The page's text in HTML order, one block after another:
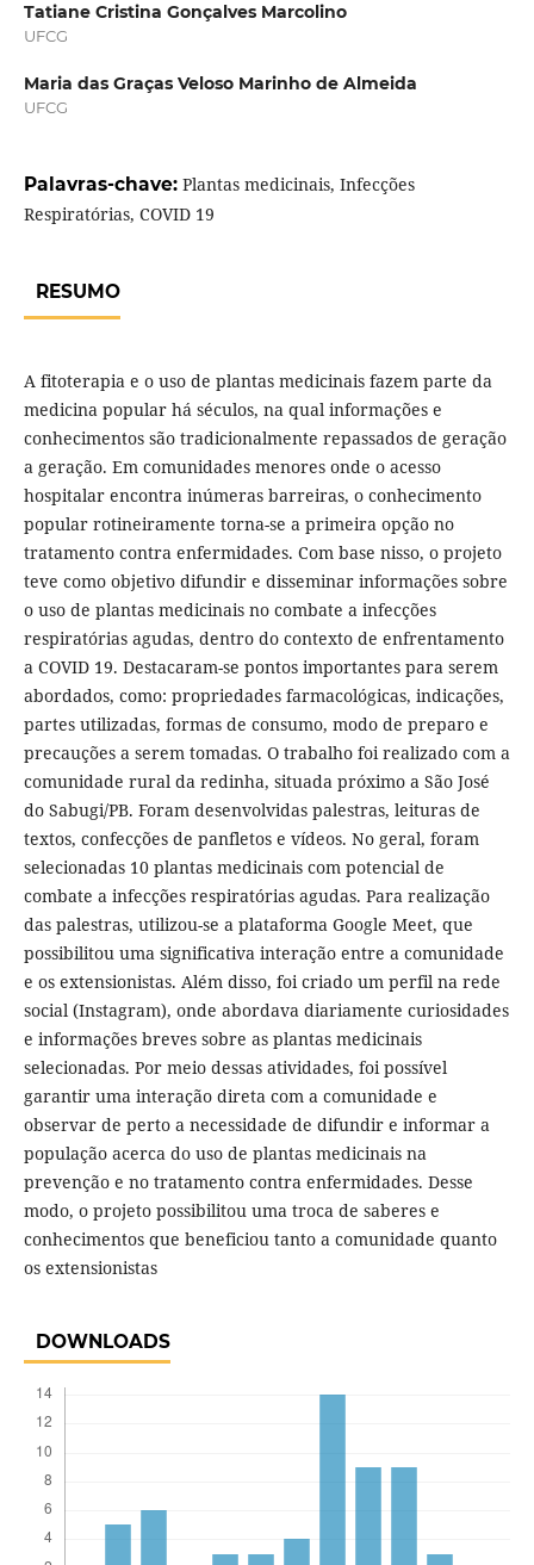
Tatiane Cristina Gonçalves Marcolino
UFCG
Maria das Graças Veloso Marinho de Almeida
UFCG
Palavras-chave: Plantas medicinais, Infecções
Respiratórias, COVID 19
RESUMO
A fitoterapia e o uso de plantas medicinais fazem parte da
medicina popular há séculos, na qual informações e
conhecimentos são tradicionalmente repassados de geração
a geração. Em comunidades menores onde o acesso
hospitalar encontra inúmeras barreiras, o conhecimento
popular rotineiramente torna-se a primeira opção no
tratamento contra enfermidades. Com base nisso, o projeto
teve como objetivo difundir e disseminar informações sobre
o uso de plantas medicinais no combate a infecções
respiratórias agudas, dentro do contexto de enfrentamento
a COVID 19. Destacaram-se pontos importantes para serem
abordados, como: propriedades farmacológicas, indicações,
partes utilizadas, formas de consumo, modo de preparo e
precauções a serem tomadas. O trabalho foi realizado com a
comunidade rural da redinha, situada próximo a São José
do Sabugi/PB. Foram desenvolvidas palestras, leituras de
textos, confecções de panfletos e vídeos. No geral, foram
selecionadas 10 plantas medicinais com potencial de
combate a infecções respiratórias agudas. Para realização
das palestras, utilizou-se a plataforma Google Meet, que
possibilitou uma significativa interação entre a comunidade
e os extensionistas. Além disso, foi criado um perfil na rede
social (Instagram), onde abordava diariamente curiosidades
e informações breves sobre as plantas medicinais
selecionadas. Por meio dessas atividades, foi possível
garantir uma interação direta com a comunidade e
observar de perto a necessidade de difundir e informar a
população acerca do uso de plantas medicinais na
prevenção e no tratamento contra enfermidades. Desse
modo, o projeto possibilitou uma troca de saberes e
conhecimentos que beneficiou tanto a comunidade quanto
os extensionistas
DOWNLOADS